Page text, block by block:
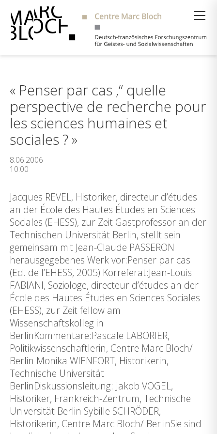
« Penser par cas ‚“ quelle
perspective de recherche pour
les sciences humaines et
sociales ? »
8.06.2006
10:00
Jacques REVEL, Historiker, directeur d’études
an der École des Hautes Études en Sciences
Sociales (EHESS), zur Zeit Gastprofessor an der
Technischen Universität Berlin, stellt sein
gemeinsam mit Jean-Claude PASSERON
herausgegebenes Werk vor:Penser par cas
(Ed. de l’EHESS, 2005) Korreferat:Jean-Louis
FABIANI, Soziologe, directeur d’études an der
École des Hautes Études en Sciences Sociales
(EHESS), zur Zeit fellow am
Wissenschaftskolleg in
BerlinKommentare:Pascale LABORIER,
Politikwissenschaftlerin, Centre Marc Bloch/
Berlin Monika WIENFORT, Historikerin,
Technische Universität
BerlinDiskussionsleitung: Jakob VOGEL,
Historiker, Frankreich-Zentrum, Technische
Universität Berlin Sybille SCHRÖDER,
Historikerin, Centre Marc Bloch/ BerlinSie sind